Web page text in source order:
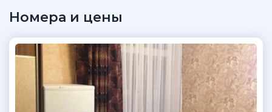
Номера и цены